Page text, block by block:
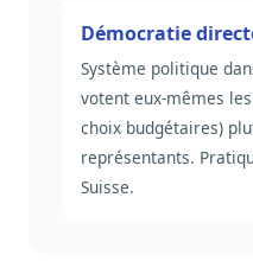
Démocratie
Système politique
votent eux-mêmes
choix budgétaires)
représentants.
Suisse.